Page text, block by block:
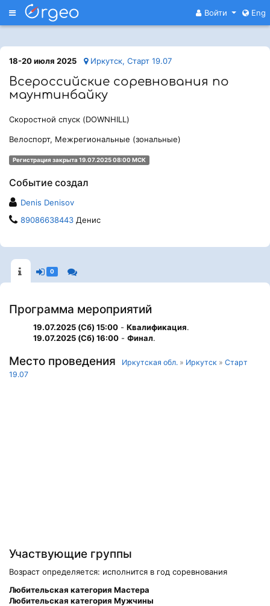
Меню Войти Eng
18-20 июля 2025 Иркутск, Старт 19.07
Всероссийские соревнования по
маунтинбайку
Скоростной спуск (DOWNHILL)
Велоспорт, Межрегиональные (зональные)
Регистрация закрыта 19.07.2025 08:00 МСК
Событие создал
Denis Denisov
89086638443 Денис
0
Программа мероприятий
19.07.2025 (Сб) 15:00 - Квалификация.
19.07.2025 (Сб) 16:00 - Финал.
Место проведения Иркутская обл. » Иркутск » Старт
19.07
Участвующие группы
Возраст определяется: исполнится в год соревнования
Любительская категория Мастера
Любительская категория Мужчины